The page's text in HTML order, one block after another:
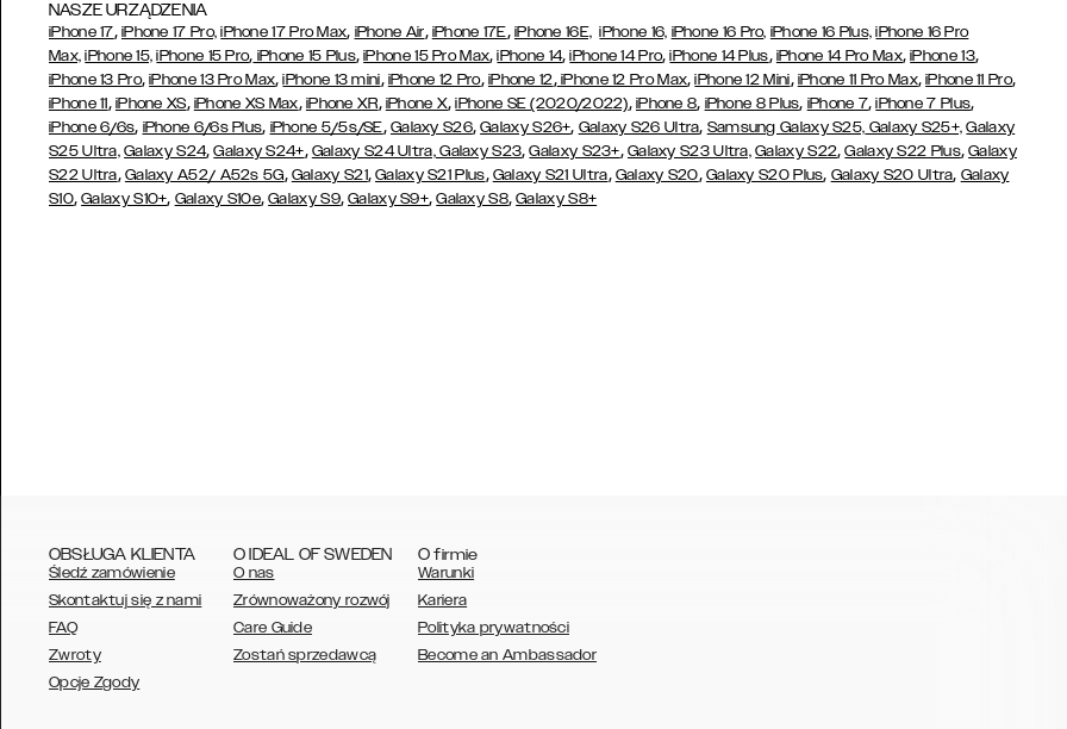
NASZE URZĄDZENIA
iPhone 17, iPhone 17 Pro, iPhone 17 Pro Max, iPhone Air, iPhone 17E, iPhone 16E, iPhone 16, iPhone 16 Pro, iPhone 16 Plus, iPhone 16 Pro
Max, iPhone 15, iPhone 15 Pro, iPhone 15 Plus,iPhone 15 Pro Max,iPhone 14,iPhone 14 Pro,iPhone 14 Plus, iPhone 14 Pro Max,iPhone 13,
iPhone 13 Pro,iPhone 13 Pro Max,iPhone 13 mini, iPhone 12 Pro, iPhone 12,iPhone 12 Pro Max,iPhone 12 Mini, iPhone 11 Pro Max,iPhone 11 Pro,
iPhone 11, iPhone XS, iPhone XS Max, iPhone XR, iPhone X,iPhone SE (2020/2022), iPhone 8, iPhone 8 Plus, iPhone 7,iPhone 7 Plus,
iPhone 6/6s, iPhone 6/6s Plus, iPhone 5/5s/SE, Galaxy S26,Galaxy S26+, Galaxy S26 Ultra, Samsung Galaxy S25, Galaxy S25+, Galaxy
S25 Ultra, Galaxy S24,Galaxy S24+, Galaxy S24 Ultra,Galaxy S23,Galaxy S23+, Galaxy S23 Ultra, Galaxy S22,Galaxy S22 Plus,Galaxy
S22 Ultra, Galaxy A52/ A52s 5G, Galaxy S21,Galaxy S21 Plus, Galaxy S21 Ultra, Galaxy S20, Galaxy S20 Plus, Galaxy S20 Ultra, Galaxy
S10,Galaxy S10+, Galaxy S10e,Galaxy S9,Galaxy S9+,Galaxy S8,Galaxy S8+
OBSŁUGA KLIENTA
Śledź zamówienie
Skontaktuj się z nami
FAQ
Zwroty
Opcje Zgody
O IDEAL OF SWEDEN
O nas
Zrównoważony rozwój
Care Guide
Zostań sprzedawcą
O firmie
Warunki
Kariera
Polityka prywatności
Become an Ambassador